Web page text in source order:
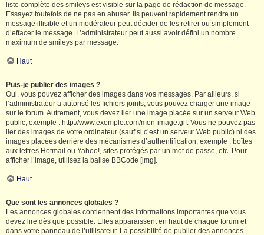
liste complète des smileys est visible sur la page de rédaction de message.
Essayez toutefois de ne pas en abuser. Ils peuvent rapidement rendre un
message illisible et un modérateur peut décider de les retirer ou simplement
d’effacer le message. L’administrateur peut aussi avoir défini un nombre
maximum de smileys par message.
Haut
Puis-je publier des images ?
Oui, vous pouvez afficher des images dans vos messages. Par ailleurs, si
l’administrateur a autorisé les fichiers joints, vous pouvez charger une image
sur le forum. Autrement, vous devez lier une image placée sur un serveur Web
public, exemple : http://www.exemple.com/mon-image.gif. Vous ne pouvez pas
lier des images de votre ordinateur (sauf si c’est un serveur Web public) ni des
images placées derrière des mécanismes d’authentification, exemple : boîtes
aux lettres Hotmail ou Yahoo!, sites protégés par un mot de passe, etc. Pour
afficher l’image, utilisez la balise BBCode [img].
Haut
Que sont les annonces globales ?
Les annonces globales contiennent des informations importantes que vous
devez lire dès que possible. Elles apparaissent en haut de chaque forum et
dans votre panneau de l’utilisateur. La possibilité de publier des annonces